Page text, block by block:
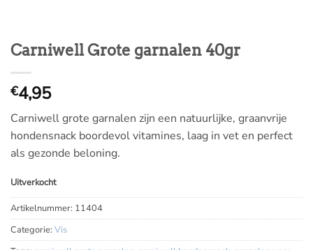
Carniwell Grote garnalen 40gr
€4,95
Carniwell grote garnalen zijn een natuurlijke, graanvrije
hondensnack boordevol vitamines, laag in vet en perfect
als gezonde beloning.
Uitverkocht
Artikelnummer: 11404
Categorie: Vis